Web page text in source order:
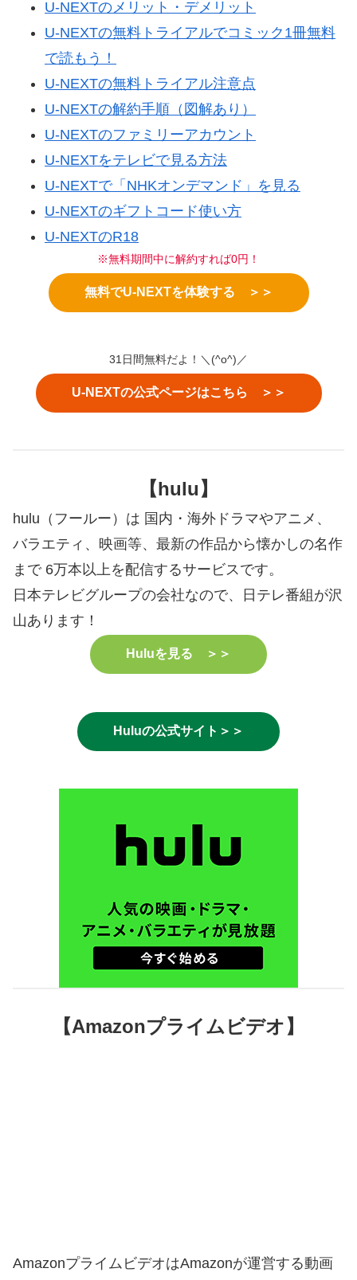
U-NEXTのメリット・デメリット
U-NEXTの無料トライアルでコミック1冊無料
で読もう！
U-NEXTの無料トライアル注意点
U-NEXTの解約手順（図解あり）
U-NEXTのファミリーアカウント
U-NEXTをテレビで見る方法
U-NEXTで「NHKオンデマンド」を見る
U-NEXTのギフトコード使い方
U-NEXTのR18
※無料期間中に解約すれば0円！
無料でU-NEXTを体験する ＞＞
31日間無料だよ！＼(^o^)／
U-NEXTの公式ページはこちら ＞＞
【hulu】
hulu（フールー）は 国内・海外ドラマやアニメ、
バラエティ、映画等、最新の作品から懐かしの名作
まで 6万本以上を配信するサービスです。
日本テレビグループの会社なので、日テレ番組が沢
山あります！
Huluを見る ＞＞
Huluの公式サイト＞＞
【Amazonプライムビデオ】
AmazonプライムビデオはAmazonが運営する動画